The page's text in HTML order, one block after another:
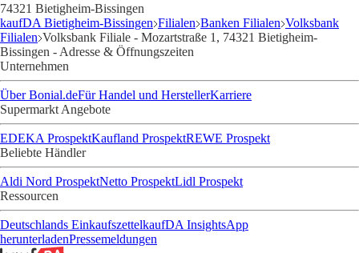
74321 Bietigheim-Bissingen
kaufDA Bietigheim-Bissingen Filialen Banken Filialen Volksbank
Filialen Volksbank Filiale - Mozartstraße 1, 74321 Bietigheim-
Bissingen - Adresse & Öffnungszeiten
Unternehmen
Über Bonial.deFür Handel und HerstellerKarriere
Supermarkt Angebote
EDEKA ProspektKaufland ProspektREWE Prospekt
Beliebte Händler
Aldi Nord ProspektNetto ProspektLidl Prospekt
Ressourcen
Deutschlands EinkaufszettelkaufDA InsightsApp
herunterladenPressemeldungen